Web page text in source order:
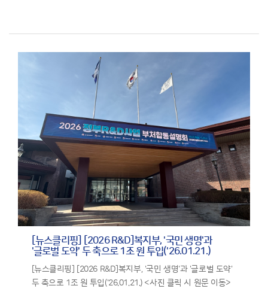
[뉴스클리핑] [2026 R&D]복지부, '국민 생명'과
'글로벌 도약' 두 축으로 1조 원 투입('26.01.21.)
[뉴스클리핑] [2026 R&D]복지부, '국민 생명'과 '글로벌 도약'
두 축으로 1조 원 투입('26.01.21.) <사진 클릭 시 원문 이동>